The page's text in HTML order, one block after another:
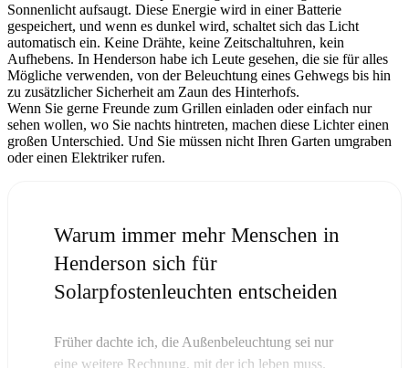
Sonnenlicht aufsaugt. Diese Energie wird in einer Batterie
gespeichert, und wenn es dunkel wird, schaltet sich das Licht
automatisch ein. Keine Drähte, keine Zeitschaltuhren, kein
Aufhebens. In Henderson habe ich Leute gesehen, die sie für alles
Mögliche verwenden, von der Beleuchtung eines Gehwegs bis hin
zu zusätzlicher Sicherheit am Zaun des Hinterhofs.
Wenn Sie gerne Freunde zum Grillen einladen oder einfach nur
sehen wollen, wo Sie nachts hintreten, machen diese Lichter einen
großen Unterschied. Und Sie müssen nicht Ihren Garten umgraben
oder einen Elektriker rufen.
Warum immer mehr Menschen in
Henderson sich für
Solarpfostenleuchten entscheiden
Früher dachte ich, die Außenbeleuchtung sei nur
eine weitere Rechnung, mit der ich leben muss.